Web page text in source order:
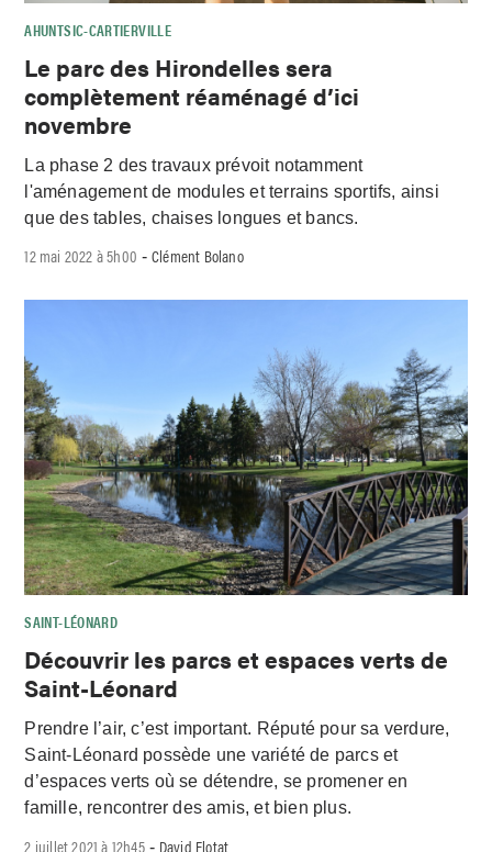
AHUNTSIC-CARTIERVILLE
Le parc des Hirondelles sera
complètement réaménagé d’ici
novembre
La phase 2 des travaux prévoit notamment
l'aménagement de modules et terrains sportifs, ainsi
que des tables, chaises longues et bancs.
12 mai 2022 à 5h00 -Clément Bolano
SAINT-LÉONARD
Découvrir les parcs et espaces verts de
Saint-Léonard
Prendre l’air, c’est important. Réputé pour sa verdure,
Saint-Léonard possède une variété de parcs et
d’espaces verts où se détendre, se promener en
famille, rencontrer des amis, et bien plus.
2 juillet 2021 à 12h45- David Flotat